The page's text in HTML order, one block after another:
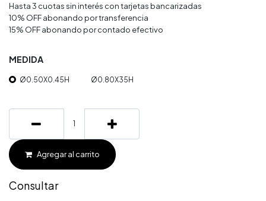
Hasta 3 cuotas sin interés con tarjetas bancarizadas
10% OFF abonando por transferencia
15% OFF abonando por contado efectivo
MEDIDA
Ø0.50X0.45H Ø0.80X35H
Agregar al carrito
Consultar